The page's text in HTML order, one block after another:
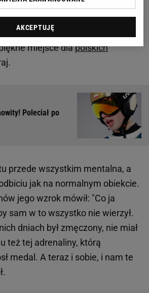
z kiepskimiwynikami
dwa miejsca na olimpijskim
ta magia Predazzo. To już nie
miejsce dlapolskich
Poleciał po
przede wszystkim mentalna, a
jak na normalnym obiekcie.
jego wzrok mówił: "Co ja
sam w to wszystko nie wierzył.
dniach był zmęczony, nie miał
też tej adrenaliny, którą
medal. A teraz i sobie, i nam te
AKCEPTUJĘ